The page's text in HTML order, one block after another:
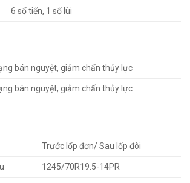
6 số tiến, 1 số lùi
bán nguyệt, giảm chấn thủy lực
bán nguyệt, giảm chấn thủy lực
Trước lốp đơn/ Sau lốp đôi
1245/70R19.5-14PR